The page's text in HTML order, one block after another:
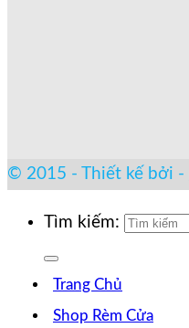
© 2015 - Thiết kế bởi -
Tìm kiếm:
Trang Chủ
Shop Rèm Cửa